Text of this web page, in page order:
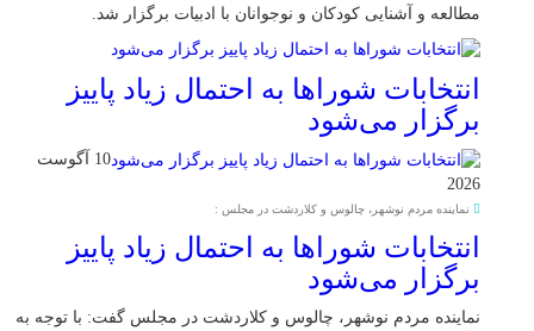
مطالعه و آشنایی کودکان و نوجوانان با ادبیات برگزار شد.
انتخابات شوراها به احتمال زیاد پاییز
برگزار می‌شود
10 آگوست
2026
نماینده مردم نوشهر، چالوس و کلاردشت در مجلس :
انتخابات شوراها به احتمال زیاد پاییز
برگزار می‌شود
نماینده مردم نوشهر، چالوس و کلاردشت در مجلس گفت: با توجه به